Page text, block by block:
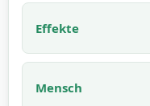
Effekte
Mensch